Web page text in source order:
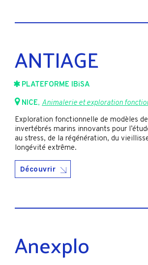
ANTIAGE
PLATEFORME IBiSA
NICE, Animalerie et exploration
Exploration fonctionnelle de modèles
invertébrés marins innovants pour
au stress, de la régénération, du
longévité extrême.
Découvrir
Anexplo